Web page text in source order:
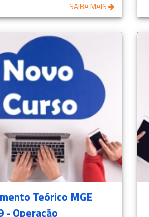
SAIBA MAIS
Teórico MGE
- Operação